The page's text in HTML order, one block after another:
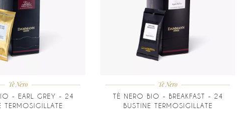
Tè Nero
- EARL GREY - 24
TERMOSIGILLATE
Tè Nero
TÈ NERO BIO - BREAKFAST - 24
BUSTINE TERMOSIGILLATE